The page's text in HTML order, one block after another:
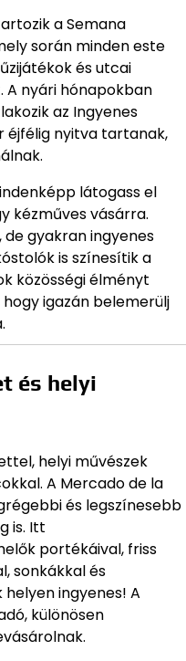
a Semana
során minden este
és utcai
A nyári hónapokban
az Ingyenes
éjfélig nyitva tartanak,
látogass el
kézműves vásárra.
gyakran ingyenes
is színesítik a
közösségi élményt
igazán belemerülj
és helyi
helyi művészek
A Mercado de la
és legszínesebb
is. Itt
portékáival, friss
sonkákkal és
ingyenes! A
különösen